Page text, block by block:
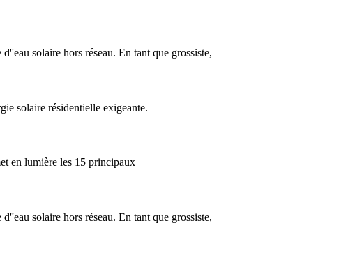
solaire hors réseau. En tant que grossiste,
solaire résidentielle exigeante.
en lumière les 15 principaux
solaire hors réseau. En tant que grossiste,